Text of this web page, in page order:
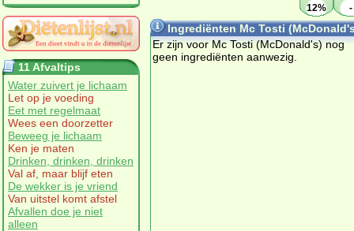
11 Afvaltips
Water zuivert je lichaam
Let op je voeding
Eet met regelmaat
Wees een doorzetter
Beweeg je lichaam
Ken je maten
Drinken, drinken, drinken
Val af, maar blijf eten
De wekker is je vriend
Van uitstel komt afstel
Afvallen doe je niet
alleen
12%
-
Ingrediënten Mc Tosti
Er zijn voor Mc Tosti (McDonald's) nog
geen ingrediënten aanwezig.